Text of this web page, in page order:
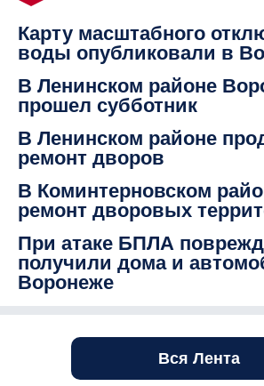
Карту масштабного
воды опубликовали в
В Ленинском районе
прошел субботник
В Ленинском районе
ремонт дворов
В Коминтерновском
ремонт дворовых
При атаке БПЛА
получили дома и
Воронеже
Вся Лента